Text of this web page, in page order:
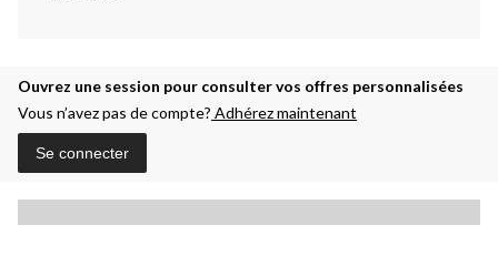
Ouvrez une session pour consulter vos offres personnalisées
Vous n’avez pas de compte? Adhérez maintenant
Se connecter